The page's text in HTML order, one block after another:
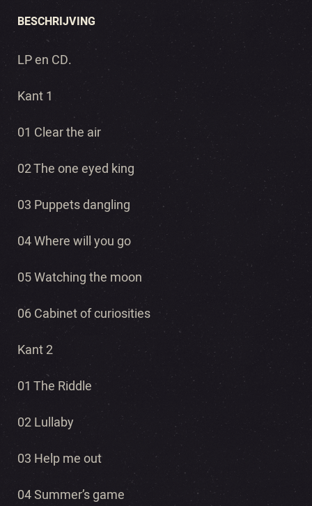
BESCHRIJVING
LP en CD.
Kant 1
01 Clear the air
02 The one eyed king
03 Puppets dangling
04 Where will you go
05 Watching the moon
06 Cabinet of curiosities
Kant 2
01 The Riddle
02 Lullaby
03 Help me out
04 Summer’s game